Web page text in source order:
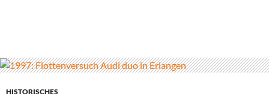
HISTORISCHES